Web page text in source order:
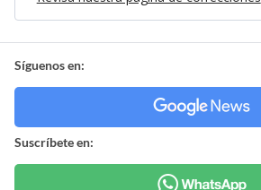
Síguenos en:
Suscríbete en: